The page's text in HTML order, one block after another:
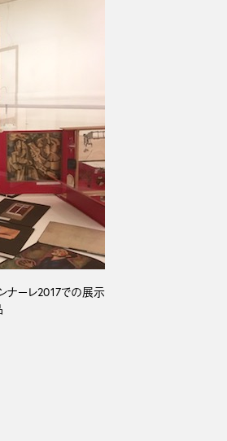
ンナーレ2017での展示